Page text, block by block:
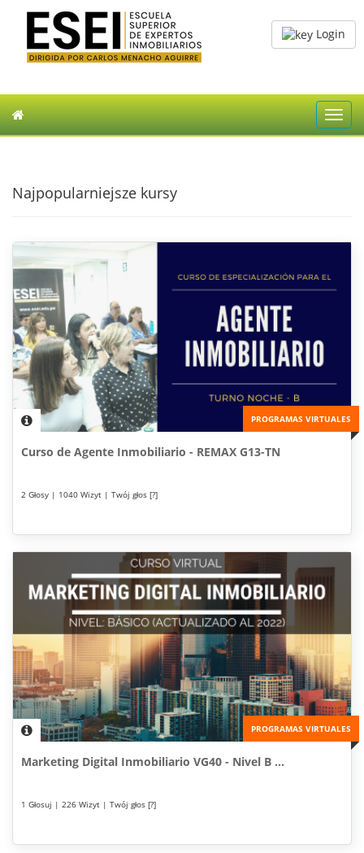
Login
Najpopularniejsze kursy
PROGRAMAS VIRTUALES
Curso de Agente Inmobiliario - REMAX G13-TN
2 Głosy | 1040 Wizyt | Twój głos [?]
PROGRAMAS VIRTUALES
Marketing Digital Inmobiliario VG40 - Nivel B ...
1 Głosuj | 226 Wizyt | Twój głos [?]